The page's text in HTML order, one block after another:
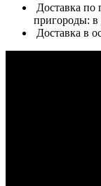
Доставка по
пригороды: в
Доставка в